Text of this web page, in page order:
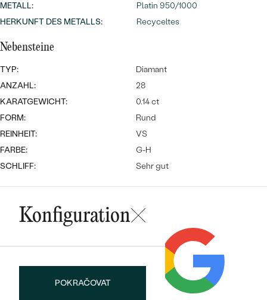
Wave Kollektion
NACH ANLASS
NACH DER FARBE
MASSGEFERTIGTER
DIAMANTEN
Meistverkaufte
Ohrrinnge
ANSEHEN
Personalisierte
Halsketten
ANSEHEN
Meistverkaufte
Ringe
METALL:
Platin 950/1000
HERKUNFT DES METALLS: Recyceltes
Nebensteine
TYP:
Diamant
ANZAHL:
28
KARATGEWICHT:
0.14 ct
FORM:
Rund
REINHEIT:
VS
FARBE:
G-H
SCHLIFF:
Sehr gut
Konfiguration
POKRAČOVAT